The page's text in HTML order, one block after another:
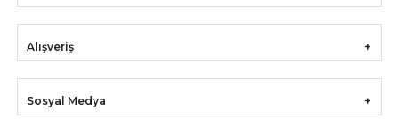
Alışveriş
Sosyal Medya